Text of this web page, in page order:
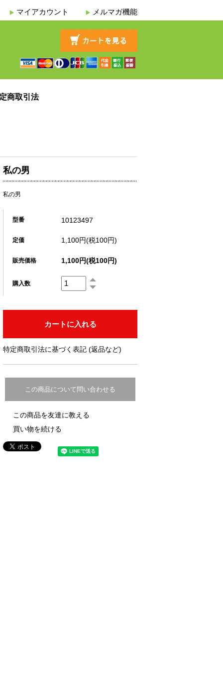
マイアカウント メルマガ機能
商取引法
私の男
私の男
型番 10123497
定価 1,100円(税100円)
販売価格 1,100円(税100円)
購入数
特定商取引法に基づく表記 (返品など)
この商品について問い合わせる
この商品を友達に教える
買い物を続ける